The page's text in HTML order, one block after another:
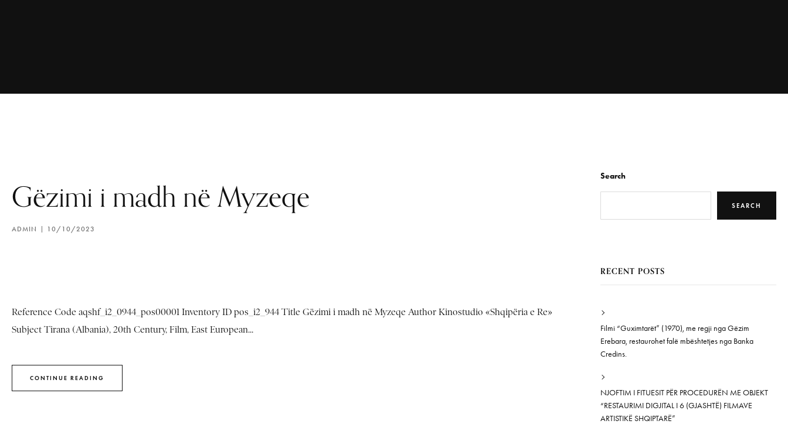
Gëzimi i madh në Myzeqe
ADMIN 10/10/2023
Reference Code aqshf_i2_0944_pos00001 Inventory ID pos_i2_944 Title Gëzimi i madh në Myzeqe Author Kinostudio «Shqipëria e Re»
Subject Tirana (Albania), 20th Century, Film, East European...
CONTINUE READING
Search
SEARCH
RECENT POSTS
Filmi “Guximtarët” (1970), me regji nga Gëzim
Erebara, restaurohet falë mbështetjes nga Banka
Credins.
NJOFTIM I FITUESIT PËR PROCEDURËN ME OBJEKT
“RESTAURIMI DIGJITAL I 6 (GJASHTË) FILMAVE
ARTISTIKË SHQIPTARË”